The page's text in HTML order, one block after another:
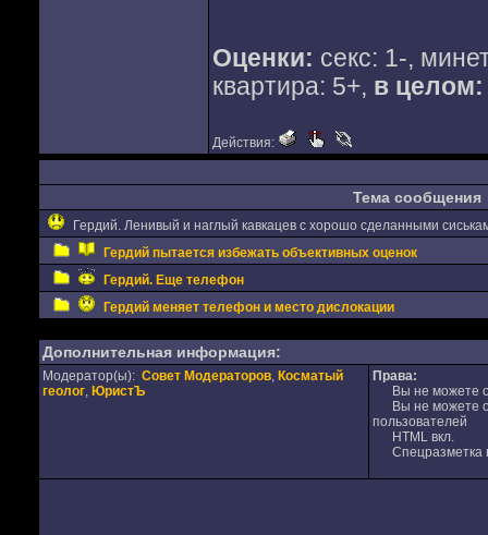
Оценки: секс: 1-,
квартира: 5+, в целом:
Действия:
Тема сообщения
Гердий. Ленивый и наглый кавкацев с хорошо сделанными
Гердий пытается избежать объективных оценок
Гердий. Еще телефон
Гердий меняет телефон и место дислокации
Дополнительная информация:
Модератор(ы): Совет Модераторов, Косматый
геолог, ЮристЪ
Права:
Вы не можете
Вы не можете
пользователей
HTML вкл.
Спецразметка